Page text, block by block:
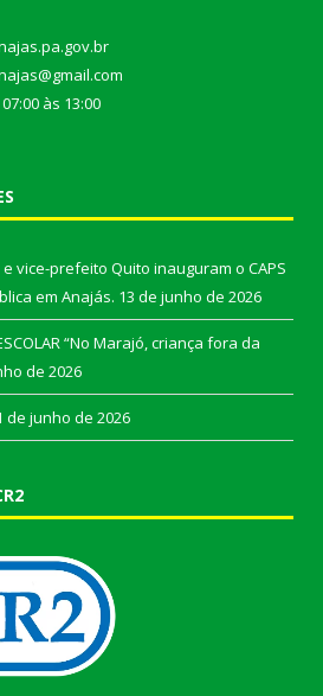
às 13:00
vice-prefeito Quito inauguram o CAPS
em Anajás. 13 de junho de 2026
“No Marajó, criança fora da
de 2026
de junho de 2026